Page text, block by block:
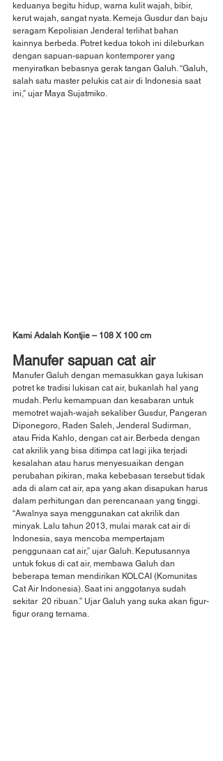
keduanya begitu hidup, warna kulit wajah, bibir,
kerut wajah, sangat nyata. Kemeja Gusdur dan baju
seragam Kepolisian Jenderal terlihat bahan
kainnya berbeda. Potret kedua tokoh ini dileburkan
dengan sapuan-sapuan kontemporer yang
menyiratkan bebasnya gerak tangan Galuh. “Galuh,
salah satu master pelukis cat air di Indonesia saat
ini,” ujar Maya Sujatmiko.
Kami Adalah Kontjie – 108 X 100 cm
Manufer sapuan cat air
Manufer Galuh dengan memasukkan gaya lukisan
potret ke tradisi lukisan cat air, bukanlah hal yang
mudah. Perlu kemampuan dan kesabaran untuk
memotret wajah-wajah sekaliber Gusdur, Pangeran
Diponegoro, Raden Saleh, Jenderal Sudirman,
atau Frida Kahlo, dengan cat air. Berbeda dengan
cat akrilik yang bisa ditimpa cat lagi jika terjadi
kesalahan atau harus menyesuaikan dengan
perubahan pikiran, maka kebebasan tersebut tidak
ada di alam cat air, apa yang akan disapukan harus
dalam perhitungan dan perencanaan yang tinggi.
“Awalnya saya menggunakan cat akrilik dan
minyak. Lalu tahun 2013, mulai marak cat air di
Indonesia, saya mencoba mempertajam
penggunaan cat air,” ujar Galuh. Keputusannya
untuk fokus di cat air, membawa Galuh dan
beberapa teman mendirikan KOLCAI (Komunitas
Cat Air Indonesia). Saat ini anggotanya sudah
sekitar  20 ribuan.” Ujar Galuh yang suka akan figur-
figur orang ternama.